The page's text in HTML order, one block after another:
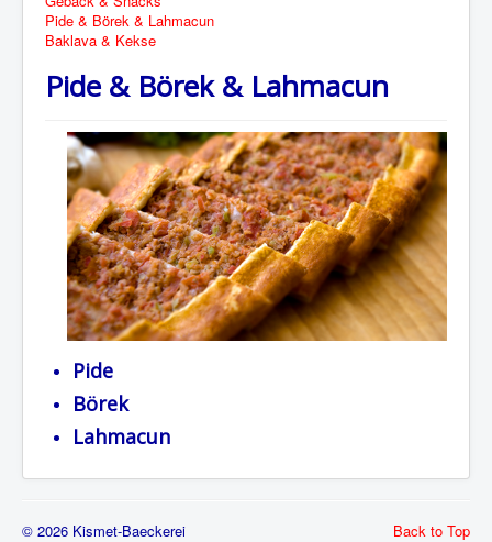
Pide & Börek & Lahmacun
Baklava & Kekse
Pide & Börek & Lahmacun
Pide
Börek
Lahmacun
Back to Top
© 2026 Kismet-Baeckerei